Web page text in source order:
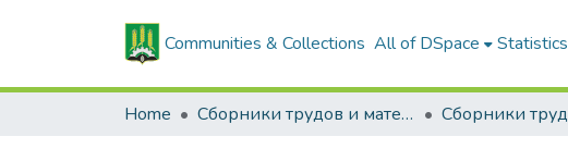
Communities & Collections All of DSpace Statistics
Home Сборники трудов и материалов конференций